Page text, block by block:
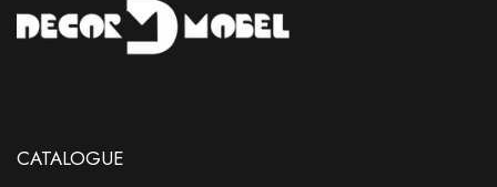
CATALOGUE